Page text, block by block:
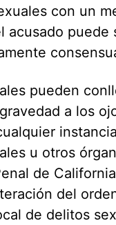
con un
acusado
pueden
a los
u otros
de
del
de delitos